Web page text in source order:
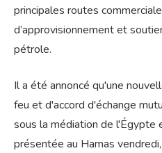
principales routes
d’approvisionnement et
pétrole.
Il a été annoncé qu'une
feu et d'accord d'échange
sous la médiation de l'Égypte
présentée au Hamas